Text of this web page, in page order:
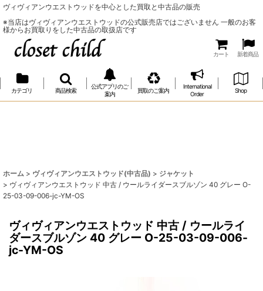
ヴィヴィアンウエストウッドを中心とした買取と中古品の販売
※当店はヴィヴィアンウエストウッドの公式販売店ではございません 一般のお客
様からお買取りをした中古品の取扱店です
カート 新着商品
カテゴリ 商品検索
公式アプリのご
案内
買取のご案内
International
Order
Shop
ホーム > ヴィヴィアンウエストウッド(中古品) > ジャケット
> ヴィヴィアンウエストウッド 中古 / ウールライダースブルゾン 40 グレー O-
25-03-09-006-jc-YM-OS
ヴィヴィアンウエストウッド 中古 / ウールライ
ダースブルゾン 40 グレー O-25-03-09-006-
jc-YM-OS